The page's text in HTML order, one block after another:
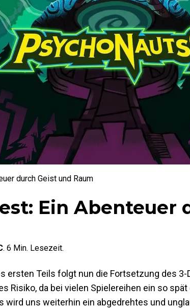
durch Geist und Raum
Ein Abenteuer
. 6 Min. Lesezeit.
ersten Teils folgt nun die Fortsetzung des
Risiko, da bei vielen Spielereihen ein so
uns weiterhin ein abgedrehtes und